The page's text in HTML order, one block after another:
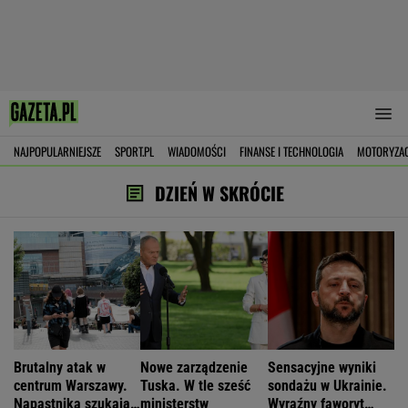
NAJPOPULARNIEJSZE SPORT.PL WIADOMOŚCI FINANSE I TECHNOLOGIA
DZIEŃ W SKRÓCIE
Brutalny atak w
centrum Warszawy.
Napastnika szukają
Nowe zarządzenie
Tuska. W tle sześć
ministerstw
Sensacyjne wyniki
sondażu w Ukrainie.
Wyraźny faworyt